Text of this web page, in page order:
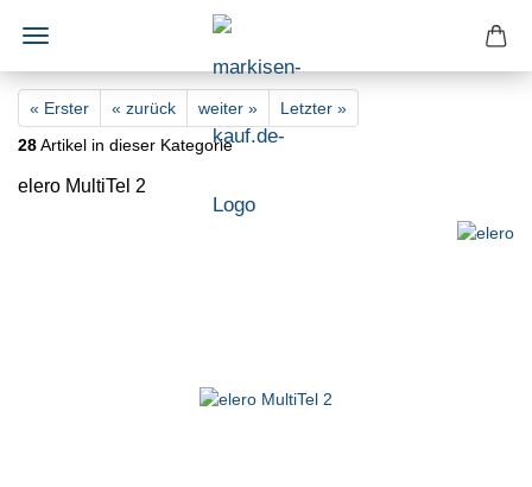
« Erster « zurück weiter »
Letzter »
28Artikel in dieser Kategorie
elero MultiTel 2